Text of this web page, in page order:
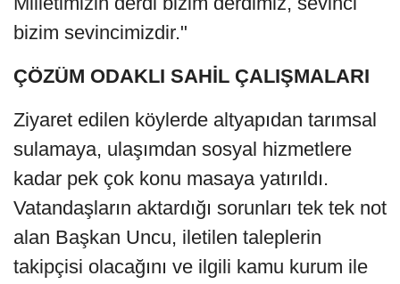
bizim sevincimizdir."
ÇÖZÜM ODAKLI SAHİL ÇALIŞMALARI
Ziyaret edilen köylerde altyapıdan tarımsal
sulamaya, ulaşımdan sosyal hizmetlere
kadar pek çok konu masaya yatırıldı.
Vatandaşların aktardığı sorunları tek tek not
alan Başkan Uncu, iletilen taleplerin
takipçisi olacağını ve ilgili kamu kurum ile